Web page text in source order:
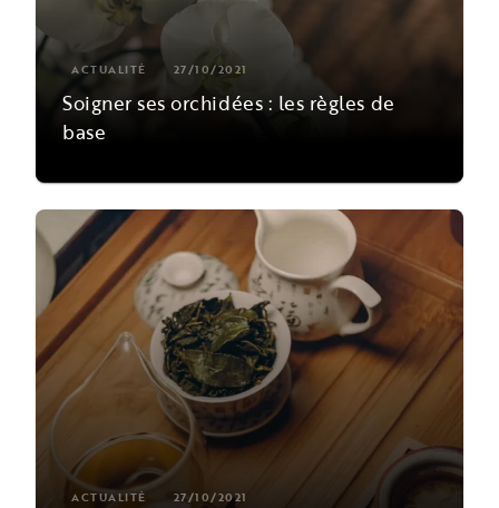
ACTUALITÉ 27/10/2021
Soigner ses orchidées : les règles de
base
ACTUALITÉ 27/10/2021